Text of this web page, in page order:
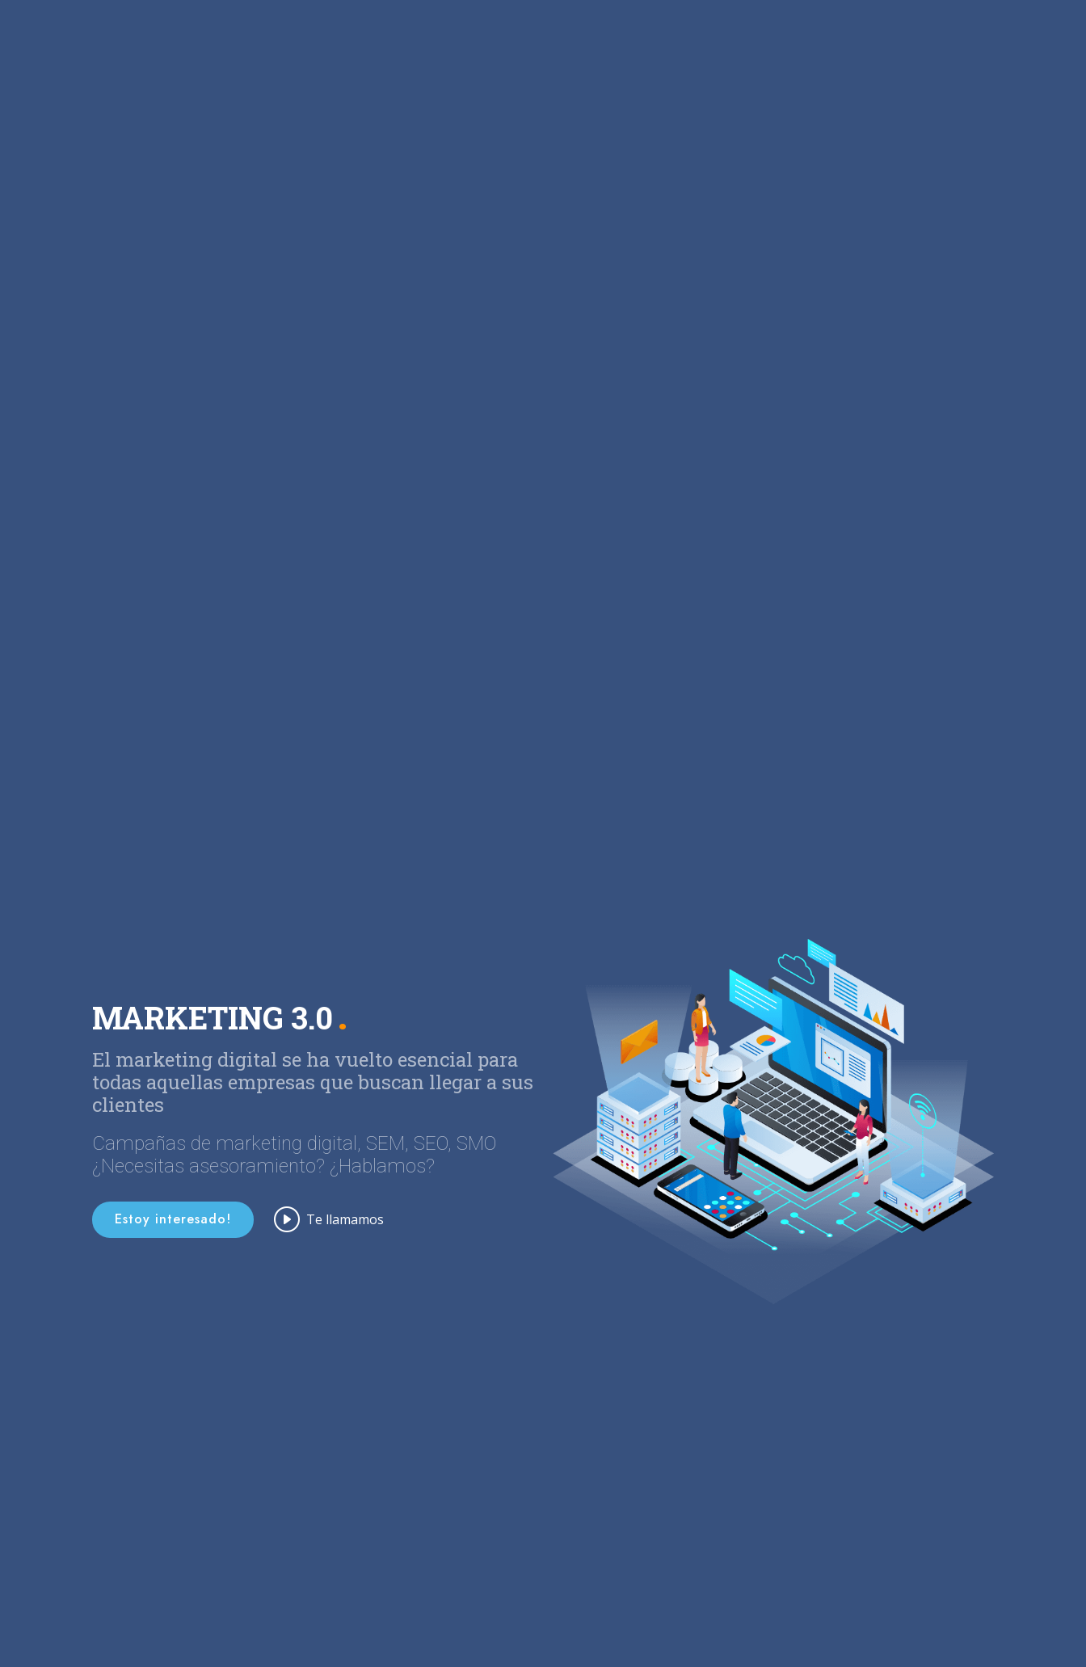
MARKETING 3.0
El marketing digital se ha vuelto esencial para
todas aquellas empresas que buscan llegar a sus
clientes
Campañas de marketing digital, SEM, SEO, SMO
¿Necesitas asesoramiento? ¿Hablamos?
Estoy interesado! Te llamamos